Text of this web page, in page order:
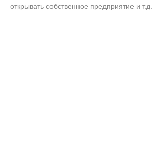
открывать собственное предприятие и т.д.